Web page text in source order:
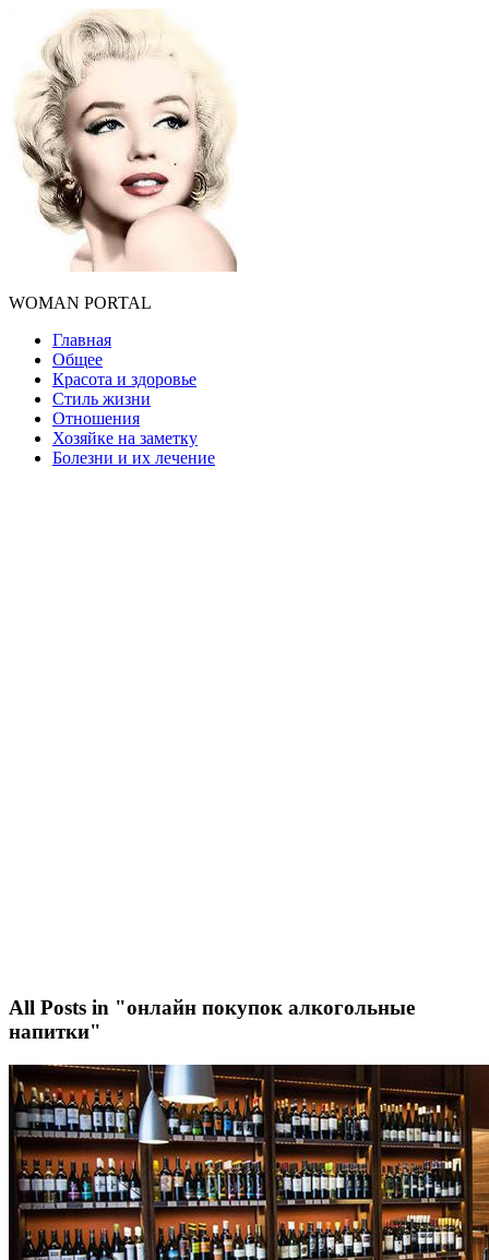
WOMAN PORTAL
Главная
Общее
Красота и здоровье
Стиль жизни
Отношения
Хозяйке на заметку
Болезни и их лечение
All Posts in "онлайн покупок алкогольные
напитки"